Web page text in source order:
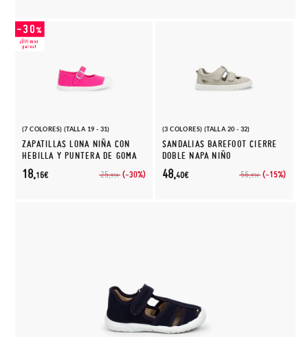
(7 COLORES) (TALLA 19 - 31)
ZAPATILLAS LONA NIÑA CON
HEBILLA Y PUNTERA DE GOMA
25,95€ (-30%)
18,16€
(3 COLORES) (TALLA 20 - 32)
SANDALIAS BAREFOOT CIERRE
DOBLE NAPA NIÑO
56,95€ (-15%)
48,40€